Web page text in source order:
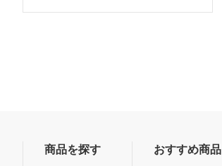
商品を探す おすすめ商品